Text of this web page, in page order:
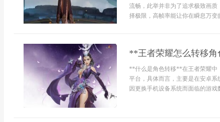
流畅，此举并非为了追求极致画
择极限，高帧率能让你在瞬息万
**王者荣耀怎么转移
**什么是角色转移**在王者荣耀中
平台，具体而言，主要是在安卓
因更换手机设备系统而面临的游